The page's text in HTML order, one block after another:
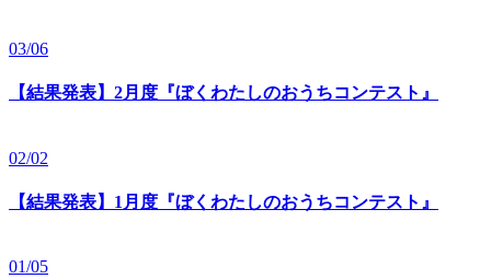
03/06
【結果発表】2月度『ぼくわたしのおうちコンテスト』
02/02
【結果発表】1月度『ぼくわたしのおうちコンテスト』
01/05